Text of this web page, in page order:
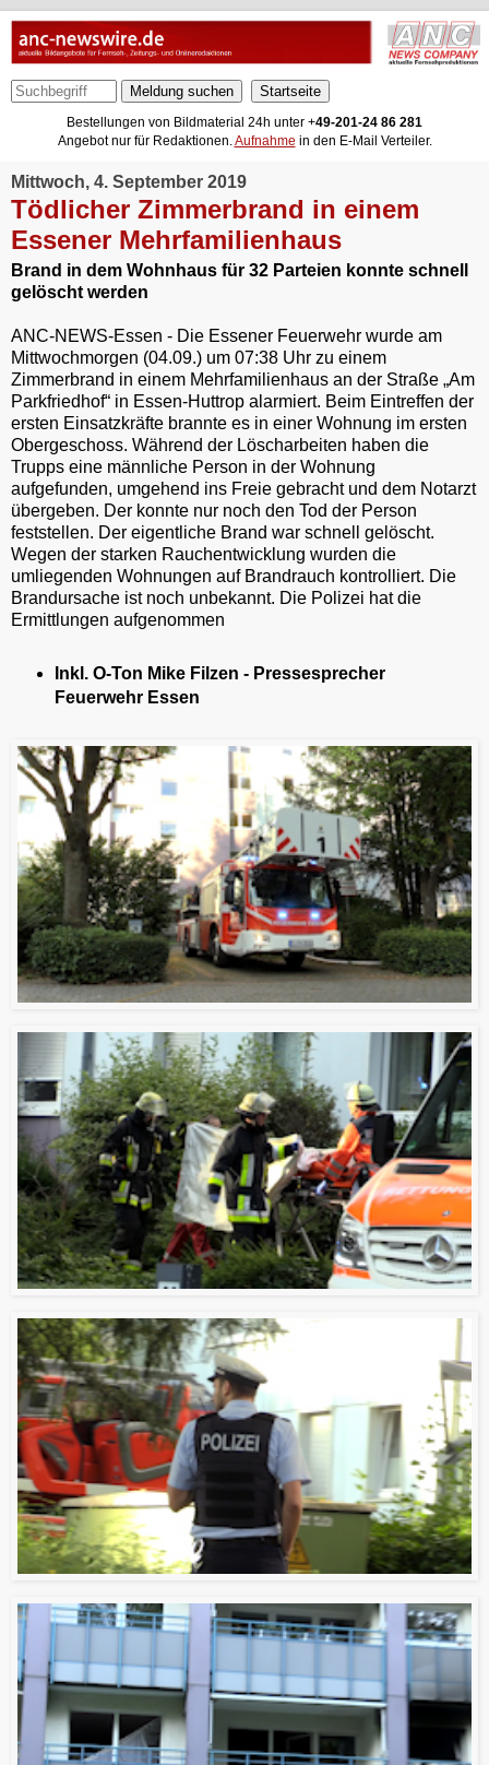
Meldung suchen
Bestellungen von Bildmaterial 24h unter +49-201-24 86 281
Angebot nur für Redaktionen.Aufnahme in den E-Mail Verteiler.
Mittwoch, 4. September 2019
Tödlicher Zimmerbrand in einem
Essener Mehrfamilienhaus
Brand in dem Wohnhaus für 32 Parteien konnte schnell
gelöscht werden
ANC-NEWS-Essen - Die Essener Feuerwehr wurde am
Mittwochmorgen (04.09.) um 07:38 Uhr zu einem
Zimmerbrand in einem Mehrfamilienhaus an der Straße „Am
Parkfriedhof“ in Essen-Huttrop alarmiert. Beim Eintreffen der
ersten Einsatzkräfte brannte es in einer Wohnung im ersten
Obergeschoss. Während der Löscharbeiten haben die
Trupps eine männliche Person in der Wohnung
aufgefunden, umgehend ins Freie gebracht und dem Notarzt
übergeben. Der konnte nur noch den Tod der Person
feststellen. Der eigentliche Brand war schnell gelöscht.
Wegen der starken Rauchentwicklung wurden die
umliegenden Wohnungen auf Brandrauch kontrolliert. Die
Brandursache ist noch unbekannt. Die Polizei hat die
Ermittlungen aufgenommen
Inkl. O-Ton Mike Filzen - Pressesprecher
Feuerwehr Essen